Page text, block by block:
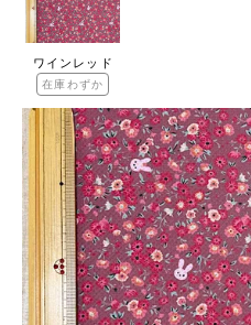
ワインレッド
在庫わずか